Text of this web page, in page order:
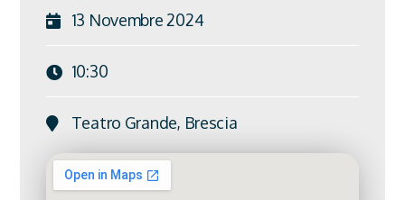
13 Novembre 2024
10:30
Teatro Grande, Brescia